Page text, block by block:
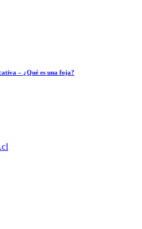
– ¿Qué es una foja?